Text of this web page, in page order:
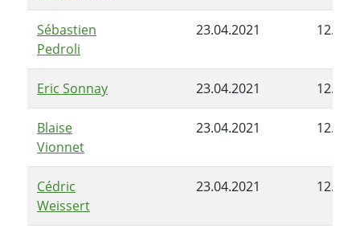
Sébastien
Pedroli
23.04.2021
Eric Sonnay 23.04.2021
Blaise
Vionnet
23.04.2021
Cédric
Weissert
23.04.2021